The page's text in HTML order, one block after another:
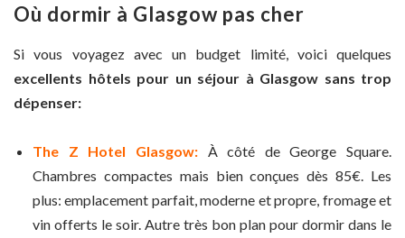
Où dormir à Glasgow pas cher
Si vous voyagez avec un budget limité, voici quelques
excellents hôtels pour un séjour à Glasgow sans trop
dépenser:
The Z Hotel Glasgow:À côté de George Square.
Chambres compactes mais bien conçues dès 85€. Les
plus: emplacement parfait, moderne et propre, fromage et
vin offerts le soir. Autre très bon plan pour dormir dans le